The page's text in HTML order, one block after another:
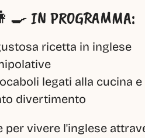
IN PROGRAMMA:
ricetta in inglese
legati alla cucina e
divertimento
per vivere l'inglese